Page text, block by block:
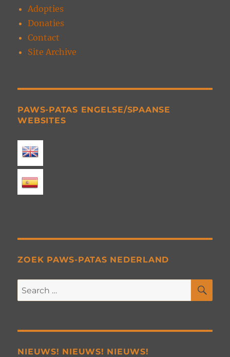
Adopties
Donaties
Contact
Site Archive
PAWS-PATAS ENGELSE/SPAANSE
WEBSITES
ZOEK PAWS-PATAS NEDERLAND
Search
for:
NIEUWS! NIEUWS! NIEUWS!